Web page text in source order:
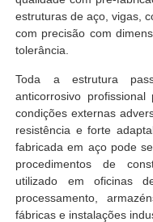
Produtos
Espetáculo VR
Sobre Nós
Visita à Fábrica
estruturas de aço, vigas,
com precisão com
tolerância.
Toda a estrutura
anticorrosivo
condições externas
resistência e forte
fabricada em aço pode
procedimentos de
utilizado em oficinas
processamento,
fábricas e instalações